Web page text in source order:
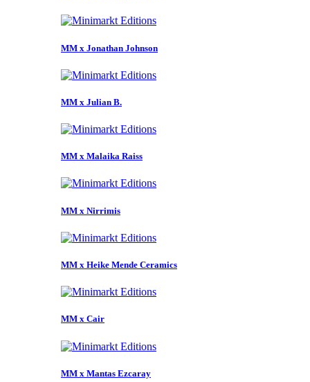
MM x Jonathan Johnson
MM x Julian B.
MM x Malaika Raiss
MM x Nirrimis
MM x Heike Mende Ceramics
MM x Cair
MM x Mantas Ezcaray